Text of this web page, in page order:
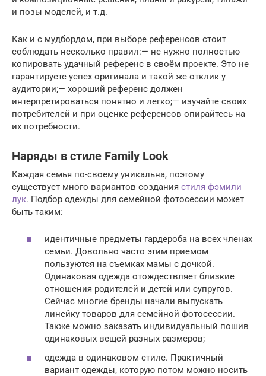
и позы моделей, и т.д.
Как и с мудбордом, при выборе референсов стоит
соблюдать несколько правил:— не нужно полностью
копировать удачный референс в своём проекте. Это не
гарантируете успех оригинала и такой же отклик у
аудитории;— хороший референс должен
интерпретироваться понятно и легко;— изучайте своих
потребителей и при оценке референсов опирайтесь на
их потребности.
Наряды в стиле Family Look
Каждая семья по-своему уникальна, поэтому
существует много вариантов создания стиля фэмили
лук. Подбор одежды для семейной фотосессии может
быть таким:
идентичные предметы гардероба на всех членах
семьи. Довольно часто этим приемом
пользуются на съемках мамы с дочкой.
Одинаковая одежда отождествляет близкие
отношения родителей и детей или супругов.
Сейчас многие бренды начали выпускать
линейку товаров для семейной фотосессии.
Также можно заказать индивидуальный пошив
одинаковых вещей разных размеров;
одежда в одинаковом стиле. Практичный
вариант одежды, которую потом можно носить